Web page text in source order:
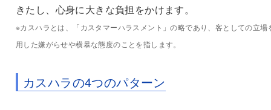
きたし、心身に大きな負担をかけます。
※カスハラとは、「カスタマーハラスメント」の略であり、客としての立場
用した嫌がらせや横暴な態度のことを指します。
カスハラの4つのパターン